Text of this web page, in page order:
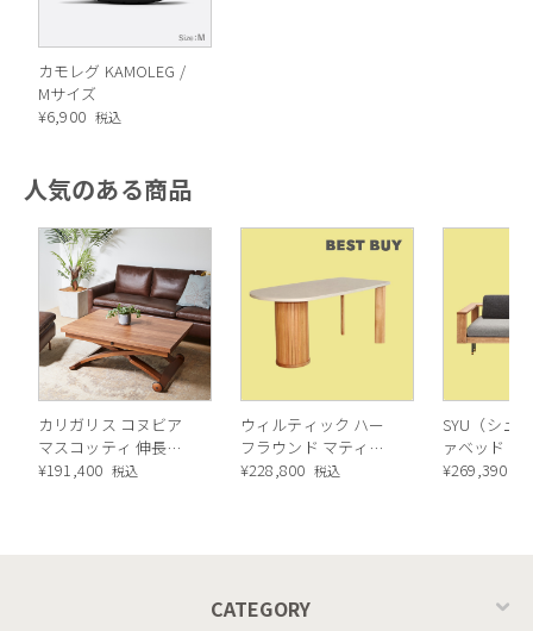
カモレグ KAMOLEG /
Mサイズ
¥6,900 税込
人気のある商品
カリガリス コヌビア
マスコッティ 伸長・
昇降式テーブル ／
¥191,400 税込
ウィルティック ハー
フラウンド マティエ
ラ塗装 ダイニングテ
¥228,800 税込
SYU（シュ
ァベッド（
ル）190cm
¥269,390
CATEGORY